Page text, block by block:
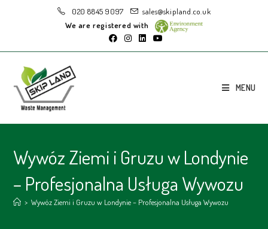
020 8845 9097
sales@skipland.co.uk
We are registered with
MENU
Wywóz Ziemi i Gruzu w Londynie
– Profesjonalna Usługa Wywozu
> Wywóz Ziemi i Gruzu w Londynie – Profesjonalna Usługa Wywozu